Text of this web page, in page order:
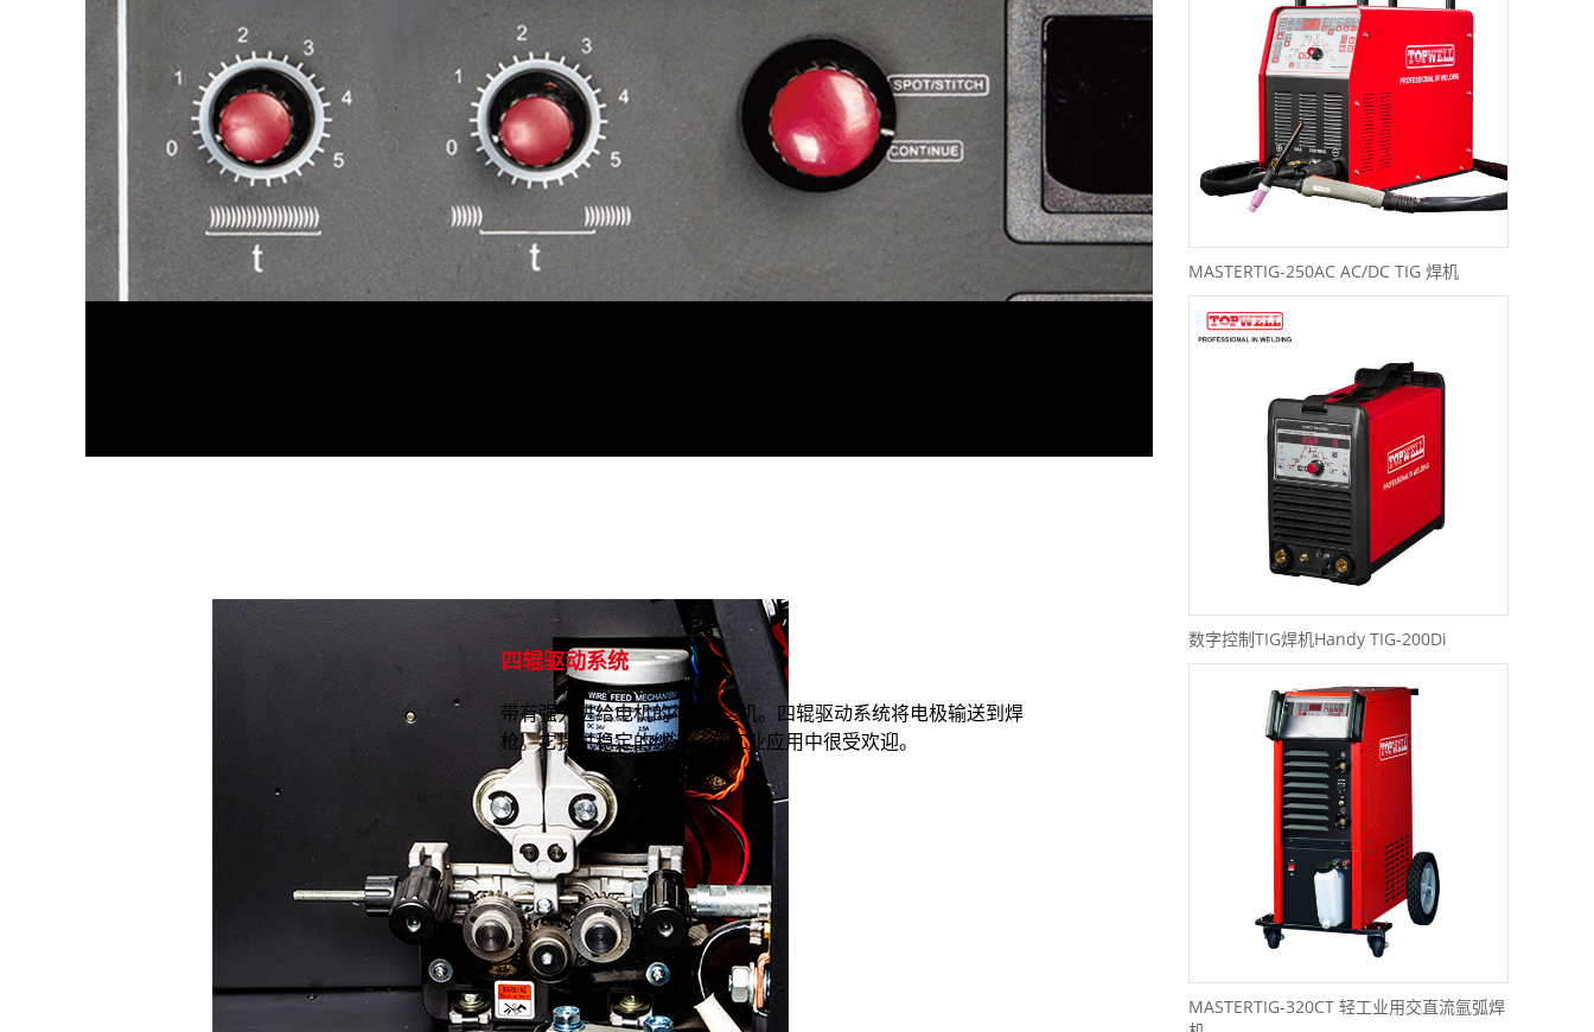
四辊驱动系统
带有强力进给电机的4辊送丝机。四辊驱动系统将电极输送到焊
枪。它提供稳定的线速，在工业应用中很受欢迎。
MASTERTIG-250AC AC/DC TIG 焊机
数字控制TIG焊机Handy TIG-200Di
MASTERTIG-320CT 轻工业用交直流氩弧焊